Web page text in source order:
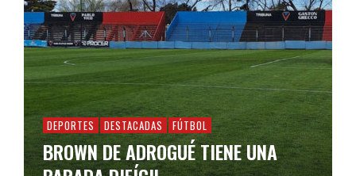
DEPORTES DESTACADAS FÚTBOL
BROWN DE ADROGUÉ TIENE UNA